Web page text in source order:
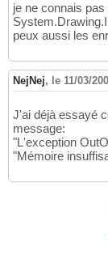
je ne connais
peux aussi les
NejNej, le 11/03/
J'ai déjà essayé
message:
"L'exception
"Mémoire